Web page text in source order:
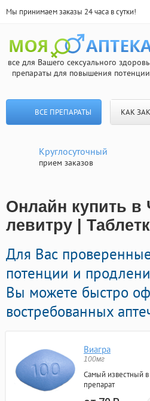
Мы принимаем заказы 24 часа в сутки!
все для Вашего сексуального
препараты для повышения потенции
ВСЕ ПРЕПАРАТЫ КАК
Круглосуточный
прием заказов
Онлайн купить в
левитру |
Для Вас
потенции и
Вы можете быстро
востребованных
Виагра
100мг
Самый известный
препарат